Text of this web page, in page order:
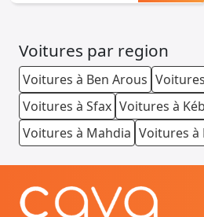
Voitures par region
Voitures à Ben Arous
Voitures à Sfax Voitures à
Voitures à Mahdia Voitures à